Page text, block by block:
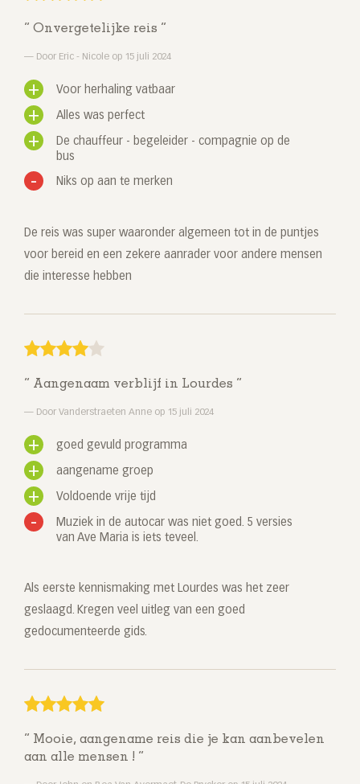
Onvergetelijke reis
Door Eric - Nicole op 15 juli 2024
Voor herhaling vatbaar
Alles was perfect
De chauffeur - begeleider - compagnie op de
bus
Niks op aan te merken
De reis was super waaronder algemeen tot in de puntjes
voor bereid en een zekere aanrader voor andere mensen
die interesse hebben
Aangenaam verblijf in Lourdes
Door Vanderstraeten Anne op 15 juli 2024
goed gevuld programma
aangename groep
Voldoende vrije tijd
Muziek in de autocar was niet goed. 5 versies
van Ave Maria is iets teveel.
Als eerste kennismaking met Lourdes was het zeer
geslaagd. Kregen veel uitleg van een goed
gedocumenteerde gids.
Mooie, aangename reis die je kan aanbevelen
aan alle mensen !